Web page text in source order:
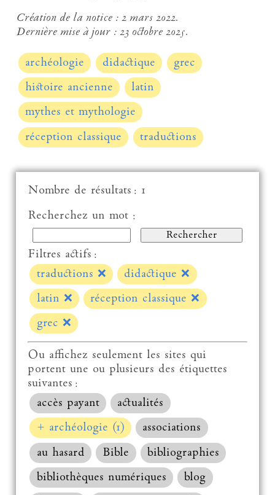
Création de la notice :2 mars 2022.
Dernière mise à jour :23 octobre 2025.
archéologie didactique
grec
histoire ancienne
latin
mythes et mythologie
réception classique
traductions
Nombre de résultats : 1
Recherchez un mot :
Filtres actifs :
traductions ❌ didactique❌
latin ❌ réception classique❌
grec ❌
Ou affichez seulement les sites qui
portent une ou plusieurs des étiquettes
suivantes :
accès payant
actualités
+ archéologie (1)
associations
au hasard
Bible
bibliographies
bibliothèques numériques
blog